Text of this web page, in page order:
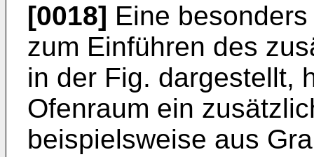
[0018] Eine
zum Einführen des
in der Fig. dargestellt,
Ofenraum ein
beispielsweise aus